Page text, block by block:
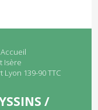
Isère
139-90 TTC
/